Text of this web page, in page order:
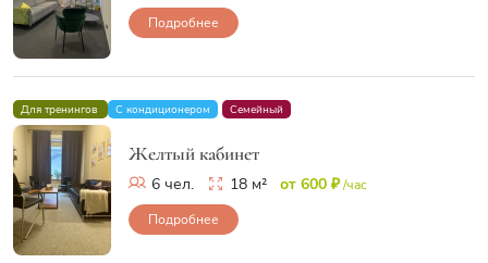
Подробнее
Для тренингов С кондиционером Семейный
Желтый кабинет
6 чел. 18 м² от 600 ₽/час
Подробнее